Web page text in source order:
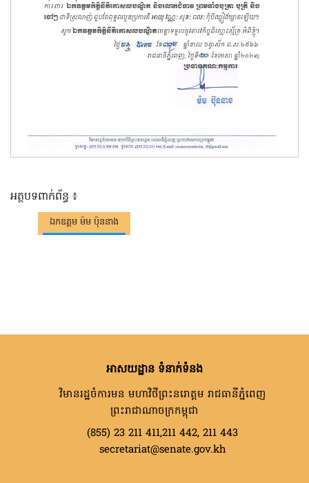
អត្ថបទពាក់ព័ន្ធ ៖
ឯកឧត្តម ម៉ម ប៉ុននាង
អាសយដ្ឋាន ទំនាក់ទំនង
វិមានរដ្ឋចំការមន មហាវិថីព្រះនរោត្តម រាជធានីភ្នំពេញ
ព្រះរាជាណាចក្រកម្ពុជា
(855) 23 211 411,211 442, 211 443
secretariat@senate.gov.kh